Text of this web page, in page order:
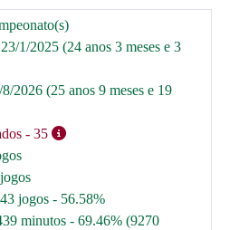
1/2025 (24 anos 3 meses e 3
2026 (25 anos 9 meses e 19
- 35
jogos - 56.58%
minutos - 69.46% (9270